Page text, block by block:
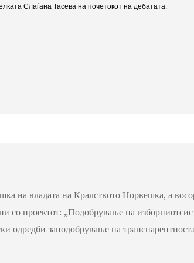
Слаѓана Тасева на почетокот на дебатата.
на владата на Кралството Норвешка, а
со проектот: „Подобрување на
одредби заподобрување на